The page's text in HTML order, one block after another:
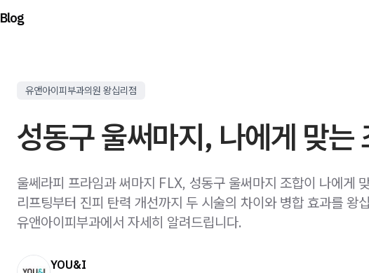
Blog
유앤아이피부과의원 왕십리점
성동구 울써마지, 나에게 맞는
울쎄라피 프라임과 써마지 FLX, 성동구 울써마지 조합이 나에게
리프팅부터 진피 탄력 개선까지 두 시술의 차이와 병합 효과를 왕
유앤아이피부과에서 자세히 알려드립니다.
YOU&I